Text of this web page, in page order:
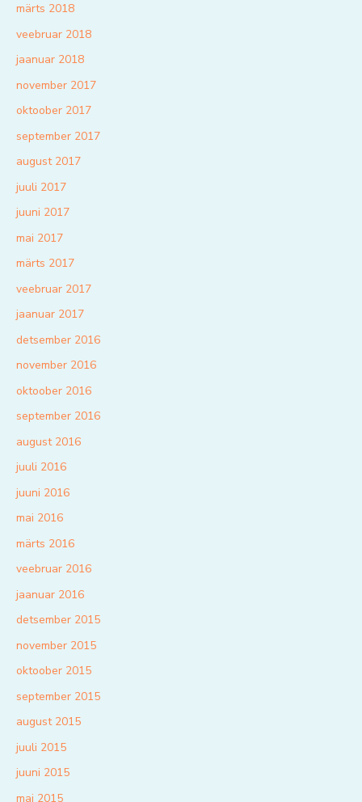
märts 2018
veebruar 2018
jaanuar 2018
november 2017
oktoober 2017
september 2017
august 2017
juuli 2017
juuni 2017
mai 2017
märts 2017
veebruar 2017
jaanuar 2017
detsember 2016
november 2016
oktoober 2016
september 2016
august 2016
juuli 2016
juuni 2016
mai 2016
märts 2016
veebruar 2016
jaanuar 2016
detsember 2015
november 2015
oktoober 2015
september 2015
august 2015
juuli 2015
juuni 2015
mai 2015